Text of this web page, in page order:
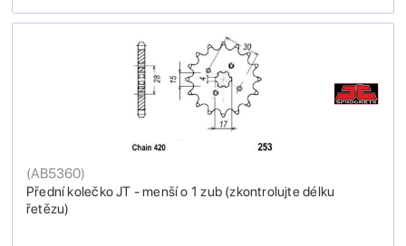
Přední kolečko JT - menší o 1 zub (zkontrolujte délku
řetězu)
(AB5360)